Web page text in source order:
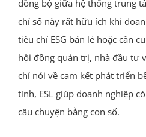
đồng bộ giữa hệ thống trung
chỉ số này rất hữu ích khi
tiêu chí ESG bán lẻ hoặc cần
hội đồng quản trị, nhà đầu tư
chỉ nói về cam kết phát triển
tính, ESL giúp doanh nghiệp
câu chuyện bằng con số.